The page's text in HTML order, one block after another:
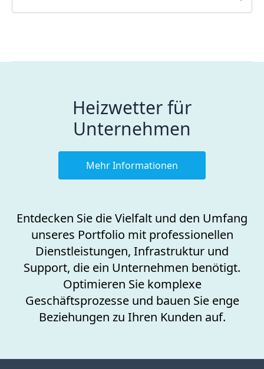
Entdecken Sie die Vielfalt und den Umfang
unseres Portfolio mit professionellen
Dienstleistungen, Infrastruktur und
Support, die ein Unternehmen benötigt.
Optimieren Sie komplexe
Geschäftsprozesse und bauen Sie enge
Beziehungen zu Ihren Kunden auf.
Heizwetter für
Unternehmen
Mehr Informationen